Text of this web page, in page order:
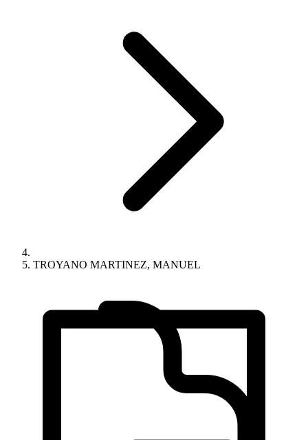
TROYANO MARTINEZ, MANUEL